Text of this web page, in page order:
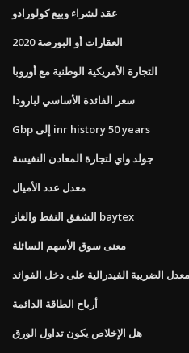
عقد لشراء وبيع كولورادو
العقارات أو البورصة 2020
التجارة الأمريكية الوطنية مع أوروبا
سعر الفائدة الأساسي لبارودا
Gbp إلى inr history 50 years
جولد واي لتجارة المعادن النفيسة
معدل عدد الأميال
الشفق النفط والغاز baytex
معنى سوق الأسهم السائلة
معدل الضريبة الفيدرالية على دخل الفوائد
أرباح الطاقة الدائمة
هل الإخلاص يكون تداول الورق